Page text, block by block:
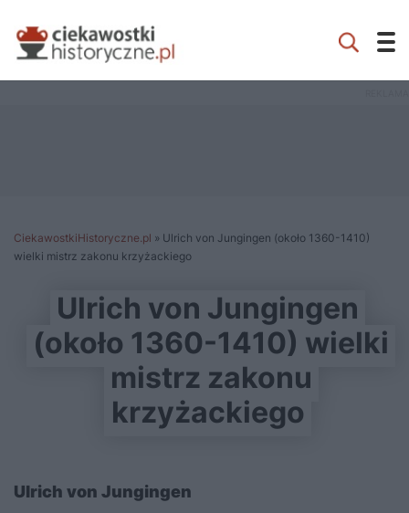
CiekawostkiHistoryczne.pl » Ulrich von Jungingen (około 1360-1410)
wielki mistrz zakonu krzyżackiego
Ulrich von Jungingen
(około 1360-1410) wielki
mistrz zakonu
krzyżackiego
Ulrich von Jungingen